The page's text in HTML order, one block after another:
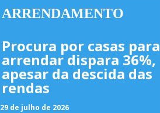
ARRENDAMENTO
Procura por casas para
arrendar dispara 36%,
apesar da descida das
rendas
29 de julho de 2026